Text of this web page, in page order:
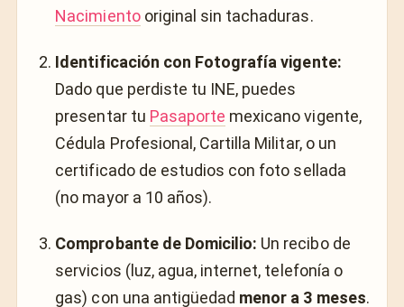
Nacimientooriginal sin tachaduras.
Identificación con Fotografía vigente:
Dado que perdiste tu INE, puedes
presentar tu Pasaporte mexicano vigente,
Cédula Profesional, Cartilla Militar, o un
certificado de estudios con foto sellada
(no mayor a 10 años).
Comprobante de Domicilio: Un recibo de
servicios (luz, agua, internet, telefonía o
gas) con una antigüedad menor a 3 meses.